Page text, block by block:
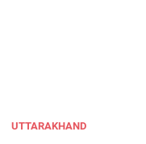
UTTARAKHAND